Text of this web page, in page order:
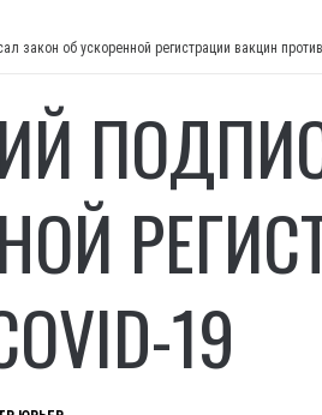
закон об ускоренной регистрации вакцин
19